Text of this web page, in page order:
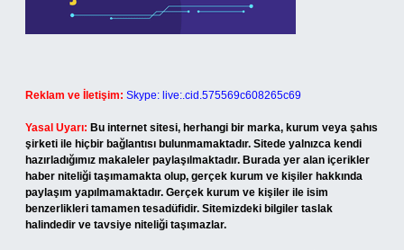
Reklam ve İletişim: Skype: live:.cid.575569c608265c69
Yasal Uyarı: Bu internet sitesi, herhangi bir marka, kurum veya şahıs
şirketi ile hiçbir bağlantısı bulunmamaktadır. Sitede yalnızca kendi
hazırladığımız makaleler paylaşılmaktadır. Burada yer alan içerikler
haber niteliği taşımamakta olup, gerçek kurum ve kişiler hakkında
paylaşım yapılmamaktadır. Gerçek kurum ve kişiler ile isim
benzerlikleri tamamen tesadüfidir. Sitemizdeki bilgiler taslak
halindedir ve tavsiye niteliği taşımazlar.